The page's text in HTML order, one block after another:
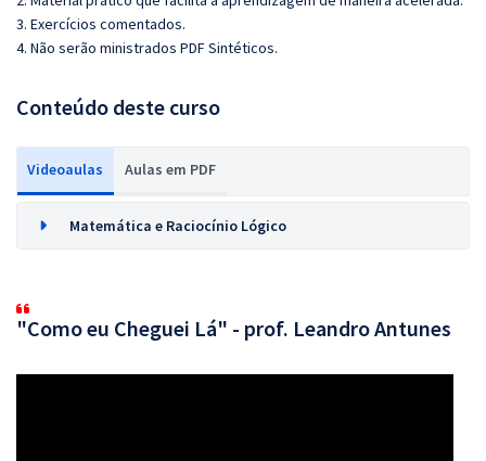
3. Exercícios comentados.
4. Não serão ministrados PDF Sintéticos.
Conteúdo deste curso
Videoaulas Aulas em PDF
Matemática e Raciocínio Lógico
"Como eu Cheguei Lá" - prof. Leandro Antunes